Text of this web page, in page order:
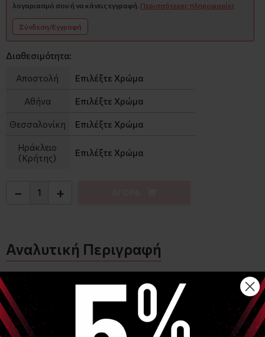
λογαριασμό σου ή να κάνεις εγγραφή. Περισσότερες πληροφορίες
Σύνδεση/Εγγραφή
Διαθεσιμότητα:
Αποστολή Επιλέξτε Χρώμα
Αθήνα Επιλέξτε Χρώμα
Θεσσαλονίκη Επιλέξτε Χρώμα
Ηράκλειο
(Κρήτης)
Επιλέξτε Χρώμα
− +
Αναλυτική Περιγραφή
Μήκος 1,5m
Το καλώδιο αυτό προσφέρει την πιο συμφέρουσα και
αποδοτική λύση σε περίπτωση που το μηχάνημα της